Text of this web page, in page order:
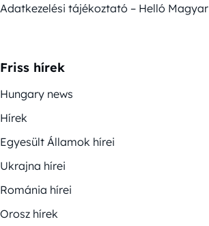
Adatkezelési tájékoztató – Helló Magyar
Friss hírek
Hungary news
Hírek
Egyesült Államok hírei
Ukrajna hírei
Románia hírei
Orosz hírek